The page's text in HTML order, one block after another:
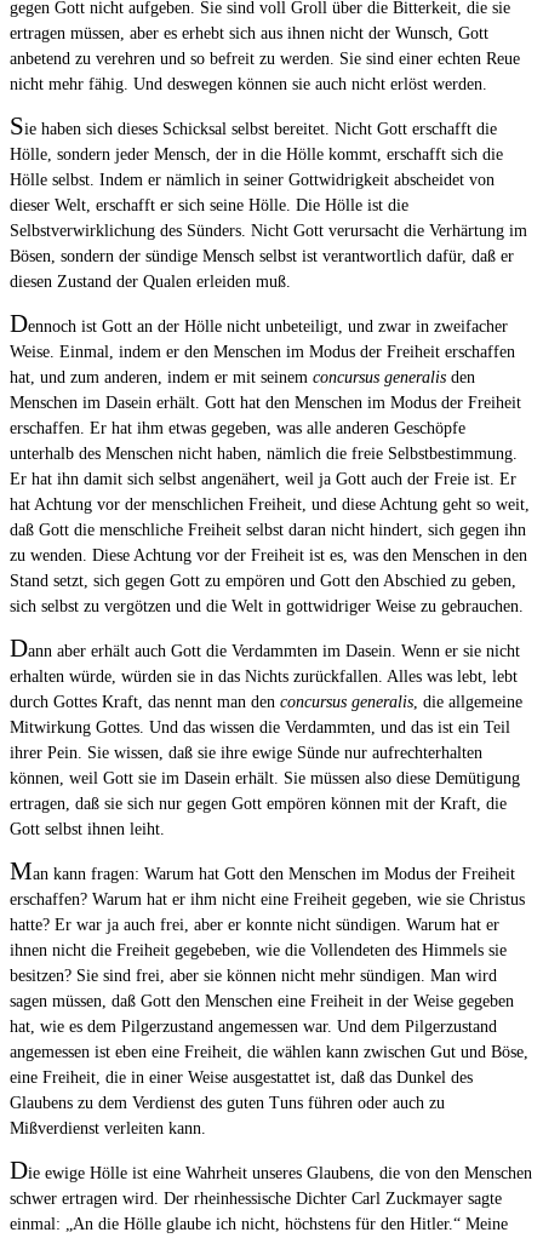
gegen Gott nicht aufgeben. Sie sind voll Groll über die Bitterkeit, die sie
ertragen müssen, aber es erhebt sich aus ihnen nicht der Wunsch, Gott
anbetend zu verehren und so befreit zu werden. Sie sind einer echten Reue
nicht mehr fähig. Und deswegen können sie auch nicht erlöst werden.
Sie haben sich dieses Schicksal selbst bereitet. Nicht Gott erschafft die
Hölle, sondern jeder Mensch, der in die Hölle kommt, erschafft sich die
Hölle selbst. Indem er nämlich in seiner Gottwidrigkeit abscheidet von
dieser Welt, erschafft er sich seine Hölle. Die Hölle ist die
Selbstverwirklichung des Sünders. Nicht Gott verursacht die Verhärtung im
Bösen, sondern der sündige Mensch selbst ist verantwortlich dafür, daß er
diesen Zustand der Qualen erleiden muß.
Dennoch ist Gott an der Hölle nicht unbeteiligt, und zwar in zweifacher
Weise. Einmal, indem er den Menschen im Modus der Freiheit erschaffen
hat, und zum anderen, indem er mit seinem concursus generalis den
Menschen im Dasein erhält. Gott hat den Menschen im Modus der Freiheit
erschaffen. Er hat ihm etwas gegeben, was alle anderen Geschöpfe
unterhalb des Menschen nicht haben, nämlich die freie Selbstbestimmung.
Er hat ihn damit sich selbst angenähert, weil ja Gott auch der Freie ist. Er
hat Achtung vor der menschlichen Freiheit, und diese Achtung geht so weit,
daß Gott die menschliche Freiheit selbst daran nicht hindert, sich gegen ihn
zu wenden. Diese Achtung vor der Freiheit ist es, was den Menschen in den
Stand setzt, sich gegen Gott zu empören und Gott den Abschied zu geben,
sich selbst zu vergötzen und die Welt in gottwidriger Weise zu gebrauchen.
Dann aber erhält auch Gott die Verdammten im Dasein. Wenn er sie nicht
erhalten würde, würden sie in das Nichts zurückfallen. Alles was lebt, lebt
durch Gottes Kraft, das nennt man den concursus generalis , die allgemeine
Mitwirkung Gottes. Und das wissen die Verdammten, und das ist ein Teil
ihrer Pein. Sie wissen, daß sie ihre ewige Sünde nur aufrechterhalten
können, weil Gott sie im Dasein erhält. Sie müssen also diese Demütigung
ertragen, daß sie sich nur gegen Gott empören können mit der Kraft, die
Gott selbst ihnen leiht.
Man kann fragen: Warum hat Gott den Menschen im Modus der Freiheit
erschaffen? Warum hat er ihm nicht eine Freiheit gegeben, wie sie Christus
hatte? Er war ja auch frei, aber er konnte nicht sündigen. Warum hat er
ihnen nicht die Freiheit gegebeben, wie die Vollendeten des Himmels sie
besitzen? Sie sind frei, aber sie können nicht mehr sündigen. Man wird
sagen müssen, daß Gott den Menschen eine Freiheit in der Weise gegeben
hat, wie es dem Pilgerzustand angemessen war. Und dem Pilgerzustand
angemessen ist eben eine Freiheit, die wählen kann zwischen Gut und Böse,
eine Freiheit, die in einer Weise ausgestattet ist, daß das Dunkel des
Glaubens zu dem Verdienst des guten Tuns führen oder auch zu
Mißverdienst verleiten kann.
Die ewige Hölle ist eine Wahrheit unseres Glaubens, die von den Menschen
schwer ertragen wird. Der rheinhessische Dichter Carl Zuckmayer sagte
einmal: „An die Hölle glaube ich nicht, höchstens für den Hitler.“ Meine